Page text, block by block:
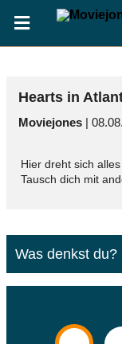
Hearts in
Moviejones|
Hier dreht sich
Tausch dich mit
Was denkst du?